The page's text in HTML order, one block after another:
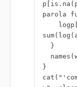
parola
}